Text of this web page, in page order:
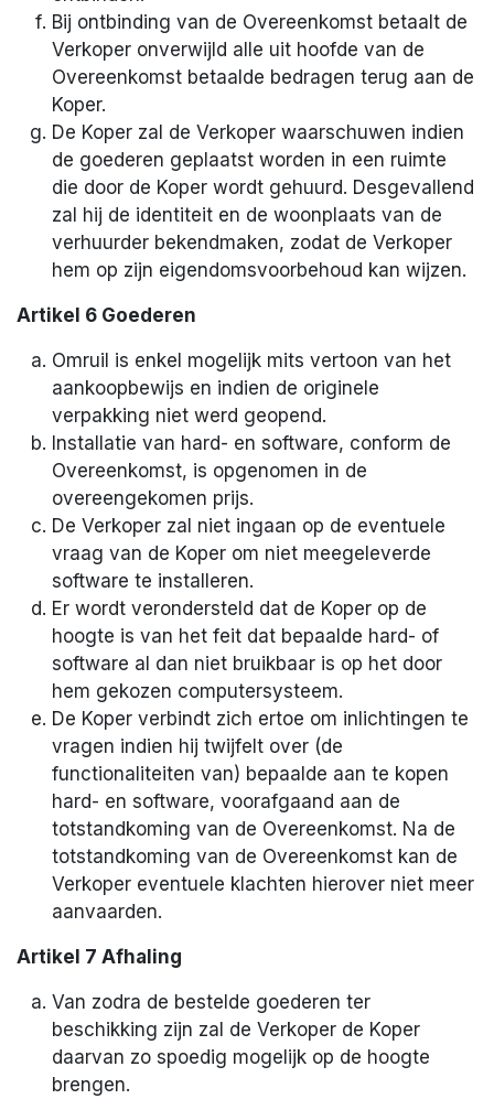
Bij ontbinding van de Overeenkomst betaalt de
Verkoper onverwijld alle uit hoofde van de
Overeenkomst betaalde bedragen terug aan de
Koper.
De Koper zal de Verkoper waarschuwen indien
de goederen geplaatst worden in een ruimte
die door de Koper wordt gehuurd. Desgevallend
zal hij de identiteit en de woonplaats van de
verhuurder bekendmaken, zodat de Verkoper
hem op zijn eigendomsvoorbehoud kan wijzen.
Artikel 6 Goederen
Omruil is enkel mogelijk mits vertoon van het
aankoopbewijs en indien de originele
verpakking niet werd geopend.
Installatie van hard- en software, conform de
Overeenkomst, is opgenomen in de
overeengekomen prijs.
De Verkoper zal niet ingaan op de eventuele
vraag van de Koper om niet meegeleverde
software te installeren.
Er wordt verondersteld dat de Koper op de
hoogte is van het feit dat bepaalde hard- of
software al dan niet bruikbaar is op het door
hem gekozen computersysteem.
De Koper verbindt zich ertoe om inlichtingen te
vragen indien hij twijfelt over (de
functionaliteiten van) bepaalde aan te kopen
hard- en software, voorafgaand aan de
totstandkoming van de Overeenkomst. Na de
totstandkoming van de Overeenkomst kan de
Verkoper eventuele klachten hierover niet meer
aanvaarden.
Artikel 7 Afhaling
Van zodra de bestelde goederen ter
beschikking zijn zal de Verkoper de Koper
daarvan zo spoedig mogelijk op de hoogte
brengen.